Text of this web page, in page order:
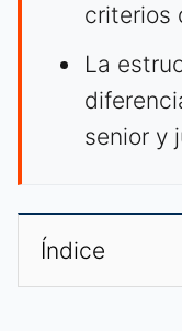
criterios
La
senior y
Índice